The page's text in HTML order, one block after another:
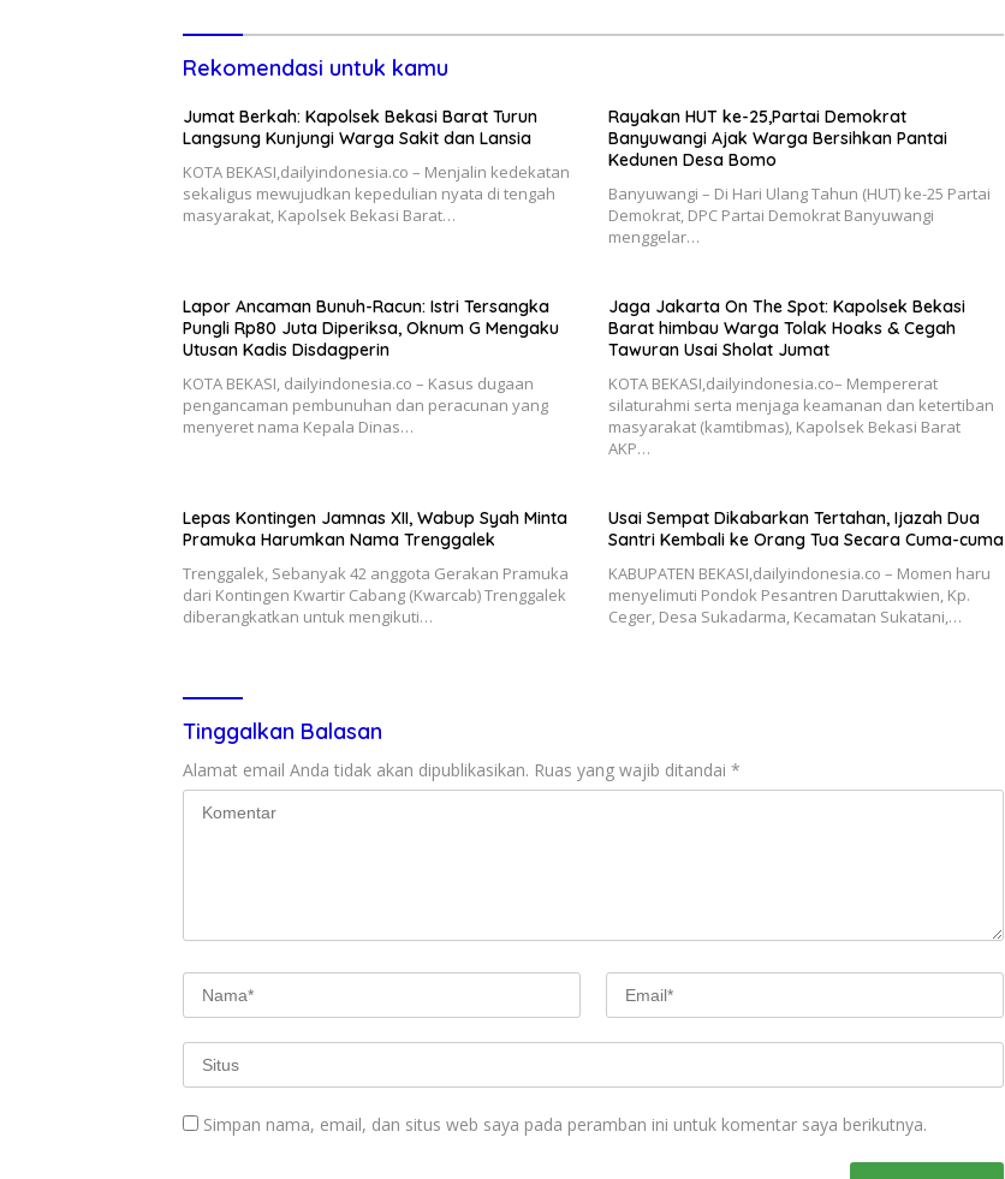
Rekomendasi untuk kamu
Jumat Berkah: Kapolsek Bekasi Barat Turun
Langsung Kunjungi Warga Sakit dan Lansia
KOTA BEKASI,dailyindonesia.co – Menjalin kedekatan
sekaligus mewujudkan kepedulian nyata di tengah
masyarakat, Kapolsek Bekasi Barat…
Rayakan HUT ke-25,Partai Demokrat
Banyuwangi Ajak Warga Bersihkan Pantai
Kedunen Desa Bomo
Banyuwangi – Di Hari Ulang Tahun (HUT) ke-25 Partai
Demokrat, DPC Partai Demokrat Banyuwangi
menggelar…
Lapor Ancaman Bunuh-Racun: Istri Tersangka
Pungli Rp80 Juta Diperiksa, Oknum G Mengaku
Utusan Kadis Disdagperin
KOTA BEKASI, dailyindonesia.co – Kasus dugaan
pengancaman pembunuhan dan peracunan yang
menyeret nama Kepala Dinas…
Jaga Jakarta On The Spot: Kapolsek Bekasi
Barat himbau Warga Tolak Hoaks & Cegah
Tawuran Usai Sholat Jumat
KOTA BEKASI,dailyindonesia.co– Mempererat
silaturahmi serta menjaga keamanan dan ketertiban
masyarakat (kamtibmas), Kapolsek Bekasi Barat
AKP…
Lepas Kontingen Jamnas XII, Wabup Syah Minta
Pramuka Harumkan Nama Trenggalek
Trenggalek, Sebanyak 42 anggota Gerakan Pramuka
dari Kontingen Kwartir Cabang (Kwarcab) Trenggalek
diberangkatkan untuk mengikuti…
Usai Sempat Dikabarkan Tertahan, Ijazah Dua
Santri Kembali ke Orang Tua Secara Cuma-cuma
KABUPATEN BEKASI,dailyindonesia.co – Momen haru
menyelimuti Pondok Pesantren Daruttakwien, Kp.
Ceger, Desa Sukadarma, Kecamatan Sukatani,…
Tinggalkan Balasan
Alamat email Anda tidak akan dipublikasikan. Ruas yang wajib ditandai *
Simpan nama, email, dan situs web saya pada peramban ini untuk komentar saya berikutnya.